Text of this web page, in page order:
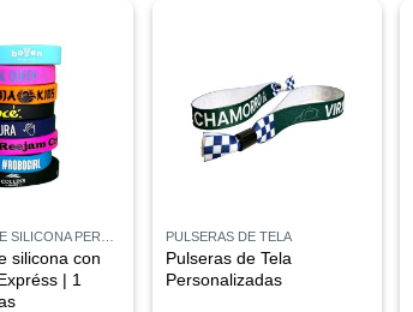
silicona con
| 1
PULSERAS DE TELA
Pulseras de Tela
Personalizadas